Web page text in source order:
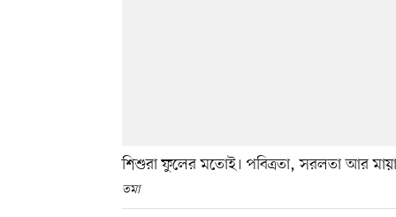
শিশুরা ফুলের মতোই। পবিত্রতা, সরলতা আর
তমা